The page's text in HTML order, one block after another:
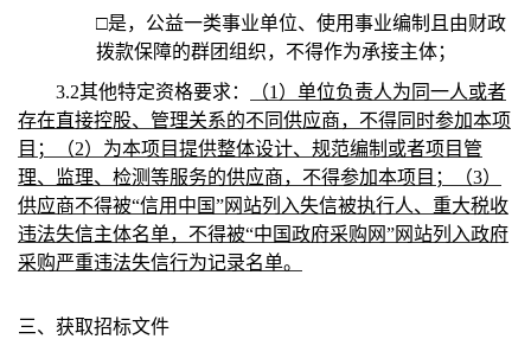
□是，公益一类事业单位、使用事业编制且由财政
拨款保障的群团组织，不得作为承接主体；
3.2其他特定资格要求：
（1）单位负责人为同一人或者
存在直接控股、管理关系的不同供应商，不得同时参加本项
目；（2）为本项目提供整体设计、规范编制或者项目管
理、监理、检测等服务的供应商，不得参加本项目；（3）
供应商不得被“信用中国”网站列入失信被执行人、重大税收
违法失信主体名单，不得被“中国政府采购网”网站列入政府
采购严重违法失信行为记录名单。
三、获取招标文件